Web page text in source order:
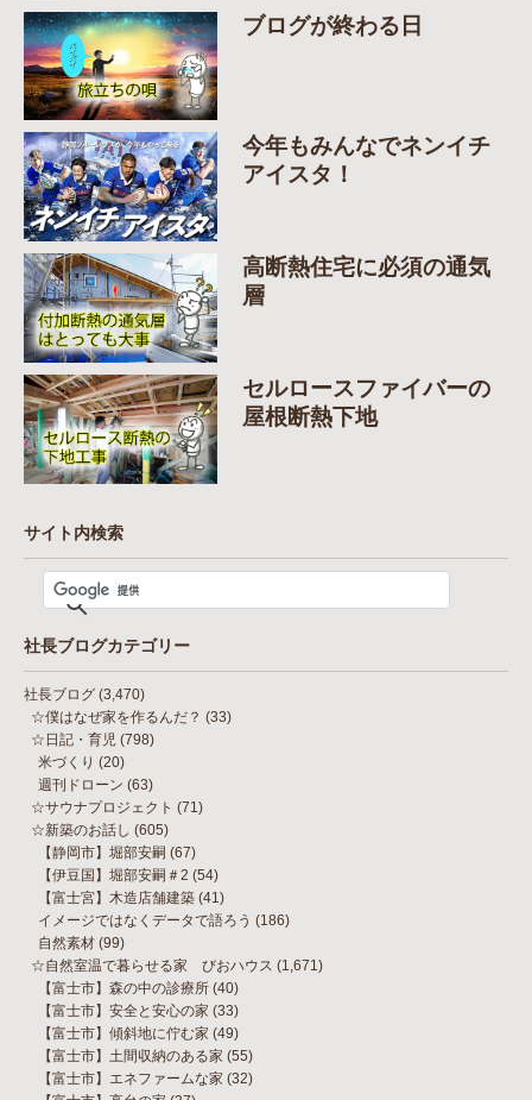
ブログが終わる日
今年もみんなでネンイチ
アイスタ！
高断熱住宅に必須の通気
層
セルロースファイバーの
屋根断熱下地
サイト内検索
社長ブログカテゴリー
社長ブログ (3,470)
☆僕はなぜ家を作るんだ？ (33)
☆日記・育児 (798)
米づくり (20)
週刊ドローン (63)
☆サウナプロジェクト (71)
☆新築のお話し (605)
【静岡市】堀部安嗣 (67)
【伊豆国】堀部安嗣＃2 (54)
【富士宮】木造店舗建築 (41)
イメージではなくデータで語ろう (186)
自然素材 (99)
☆自然室温で暮らせる家 びおハウス (1,671)
【富士市】森の中の診療所 (40)
【富士市】安全と安心の家 (33)
【富士市】傾斜地に佇む家 (49)
【富士市】土間収納のある家 (55)
【富士市】エネファームな家 (32)